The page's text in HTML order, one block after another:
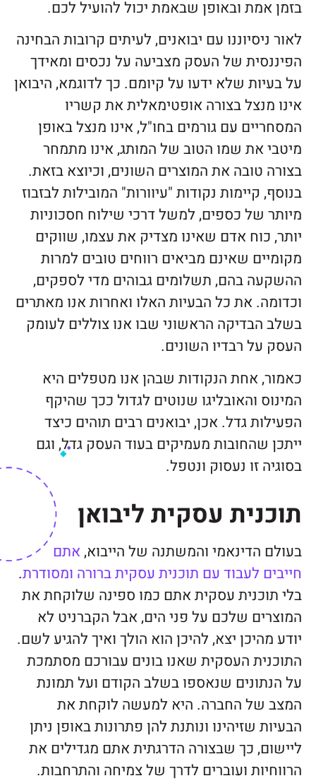
בזמן אמת ובאופן שבאמת יכול להועיל לכם.
לאור ניסיוננו עם יבואנים, לעיתים קרובות הבחינה
הפיננסית של העסק מצביעה על נכסים ומאידך
על בעיות שלא ידעו על קיומם. כך לדוגמא, היבואן
אינו מנצל בצורה אופטימאלית את קשריו
המסחריים עם גורמים בחו"ל, אינו מנצל באופן
מיטבי את שמו הטוב של המותג, אינו מתמחר
בצורה טובה את המוצרים השונים, וכיוצא בזאת.
בנוסף, קיימות נקודות "עיוורות" המובילות לבזבוז
מיותר של כספים, למשל דרכי שילוח חסכוניות
יותר, כוח אדם שאינו מצדיק את עצמו, שווקים
מקומיים שאינם מביאים רווחים טובים למרות
ההשקעה בהם, תשלומים גבוהים מדי לספקים,
וכדומה. את כל הבעיות האלו ואחרות אנו מאתרים
בשלב הבדיקה הראשוני שבו אנו צוללים לעומק
העסק על רבדיו השונים.
כאמור, אחת הנקודות שבהן אנו מטפלים היא
המינוס והאובליגו שנוטים לגדול ככך שהיקף
הפעילות גדל. אכן, יבואנים רבים תוהים כיצד
ייתכן שהחובות מעמיקים בעוד העסק גדל, וגם
בסוגיה זו נעסוק ונטפל.
תוכנית עסקית ליבואן
בעולם הדינאמי והמשתנה של הייבוא,אתם
חייבים לעבוד עם תוכנית עסקית ברורה ומסודרת.
בלי תוכנית עסקית אתם כמו ספינה שלוקחת את
המוצרים שלכם על פני הים, אבל הקברניט לא
יודע מהיכן יצא, להיכן הוא הולך ואיך להגיע לשם.
התוכנית העסקית שאנו בונים עבורכם מסתמכת
על הנתונים שנאספו בשלב הקודם ועל תמונת
המצב של החברה. היא למעשה לוקחת את
הבעיות שזיהינו ונותנת להן פתרונות באופן ניתן
ליישום, כך שבצורה הדרגתית אתם מגדילים את
הרווחיות ועוברים לדרך של צמיחה והתרחבות.